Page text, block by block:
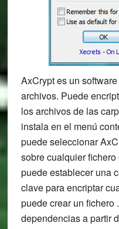
AxCrypt es un
archivos. Puede
los archivos de las
instala en el menú
puede seleccionar
sobre cualquier
puede establecer una
clave para encriptar
puede crear un
dependencias a partir